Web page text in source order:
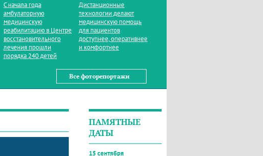
С начала года
амбулаторную
медицинскую
реабилитацию в Центре
восстановительного
лечения прошли
порядка 240 детей
Дистанционные
технологии делают
медицинскую помощь
для пациентов
доступнее, оперативнее
и комфортнее
Все фоторепортажи
ПАМЯТНЫЕ
ДАТЫ
15 сентября